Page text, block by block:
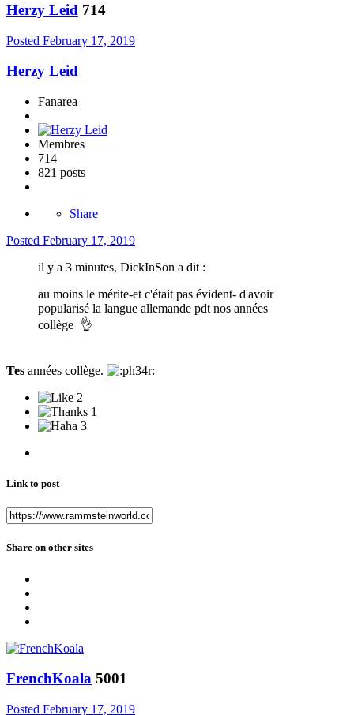
Herzy Leid 714
Posted February 17, 2019
Herzy Leid
Fanarea
Membres
714
821 posts
Share
Posted February 17, 2019
il y a 3 minutes, DickInSon a dit :
au moins le mérite-et c'était pas évident- d'avoir
popularisé la langue allemande pdt nos années
collège 👌
Tes années collège.
2
1
3
Link to post
Share on other sites
FrenchKoala 5001
Posted February 17, 2019